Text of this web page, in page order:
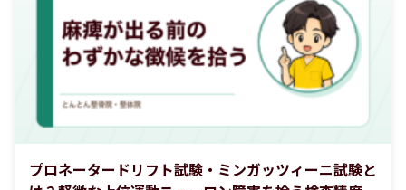
プロネータードリフト試験・ミンガッツィーニ試験と